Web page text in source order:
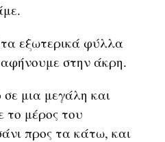
εξωτερικά φύλλα
στην άκρη.
σε μια μεγάλη και
το μέρος του
προς τα κάτω, και